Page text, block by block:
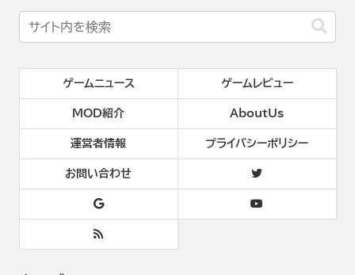
ゲームニュース ゲームレビュー
MOD紹介 AboutUs
運営者情報 プライバシーポリシー
お問い合わせ